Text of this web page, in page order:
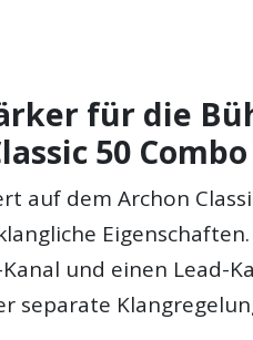
für die
50 Combo
auf dem Archon
und einen Lead-
separate